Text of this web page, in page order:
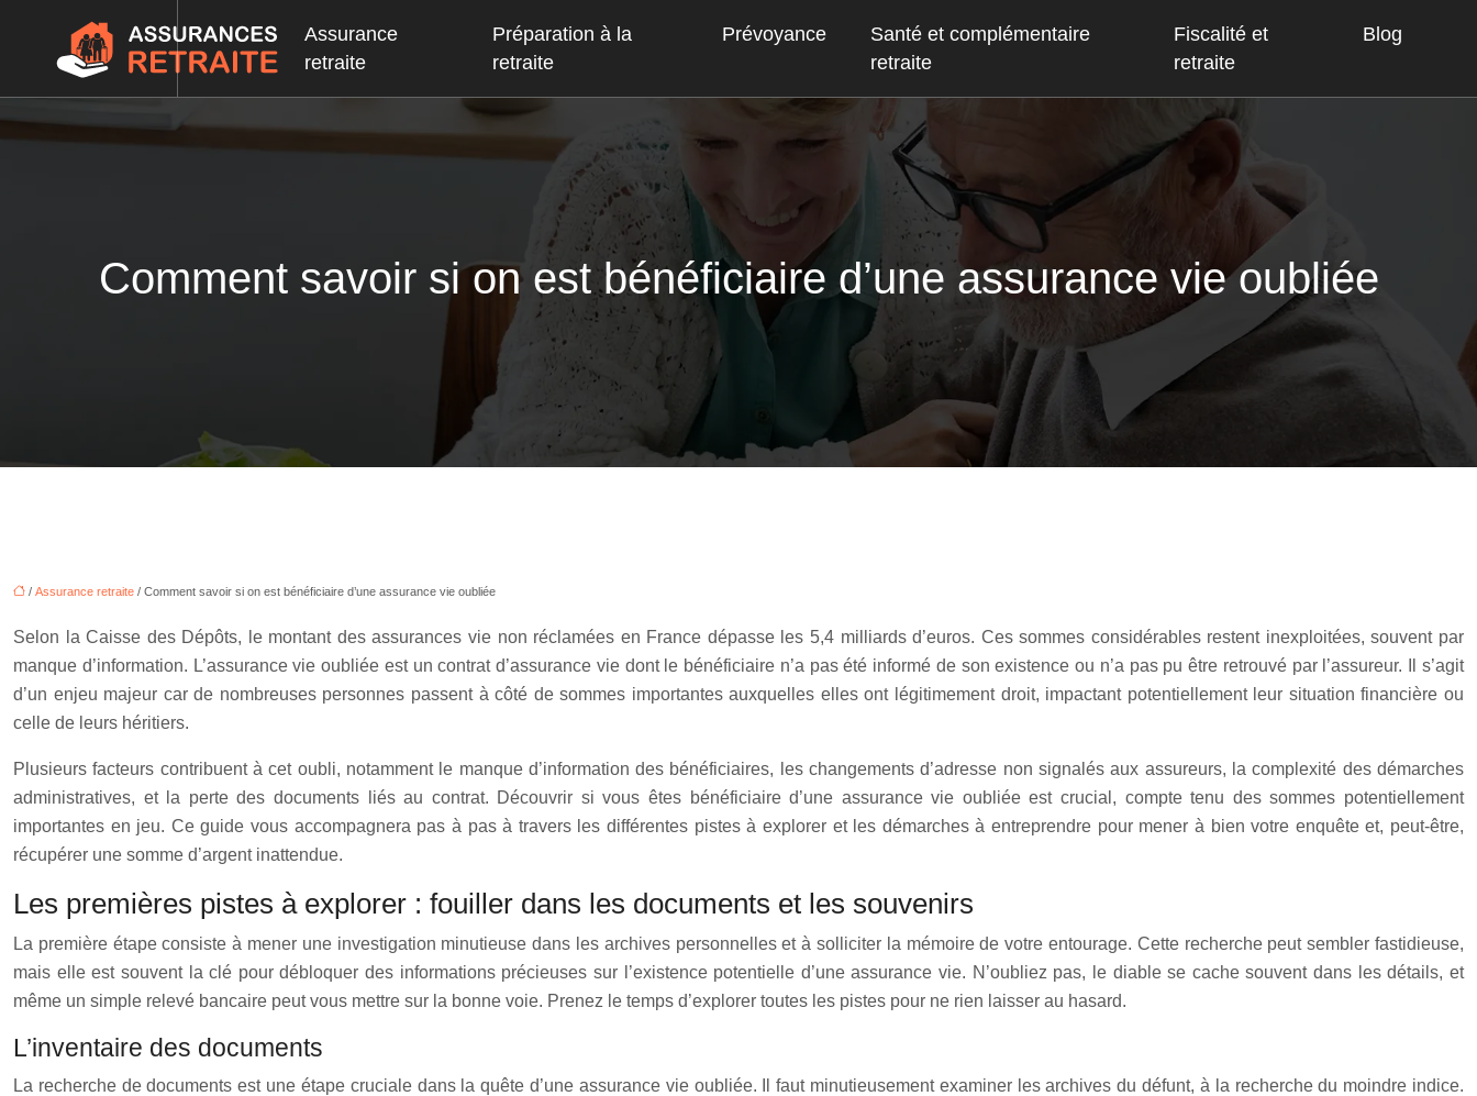
Assurance
retraite
Préparation à la
retraite
Prévoyance
Santé et complémentaire
retraite
Fiscalité et
retraite
Blog
Comment savoir si on est bénéficiaire d’une assurance vie oubliée
/ Assurance retraite / Comment savoir si on est bénéficiaire d’une assurance vie oubliée
Selon la Caisse des Dépôts, le montant des assurances vie non réclamées en France dépasse les 5,4 milliards d’euros. Ces sommes considérables restent inexploitées, souvent par
manque d’information. L’assurance vie oubliée est un contrat d’assurance vie dont le bénéficiaire n’a pas été informé de son existence ou n’a pas pu être retrouvé par l’assureur. Il s’agit
d’un enjeu majeur car de nombreuses personnes passent à côté de sommes importantes auxquelles elles ont légitimement droit, impactant potentiellement leur situation financière ou
celle de leurs héritiers.
Plusieurs facteurs contribuent à cet oubli, notamment le manque d’information des bénéficiaires, les changements d’adresse non signalés aux assureurs, la complexité des démarches
administratives, et la perte des documents liés au contrat. Découvrir si vous êtes bénéficiaire d’une assurance vie oubliée est crucial, compte tenu des sommes potentiellement
importantes en jeu. Ce guide vous accompagnera pas à pas à travers les différentes pistes à explorer et les démarches à entreprendre pour mener à bien votre enquête et, peut-être,
récupérer une somme d’argent inattendue.
Les premières pistes à explorer : fouiller dans les documents et les souvenirs
La première étape consiste à mener une investigation minutieuse dans les archives personnelles et à solliciter la mémoire de votre entourage. Cette recherche peut sembler fastidieuse,
mais elle est souvent la clé pour débloquer des informations précieuses sur l’existence potentielle d’une assurance vie. N’oubliez pas, le diable se cache souvent dans les détails, et
même un simple relevé bancaire peut vous mettre sur la bonne voie. Prenez le temps d’explorer toutes les pistes pour ne rien laisser au hasard.
L’inventaire des documents
La recherche de documents est une étape cruciale dans la quête d’une assurance vie oubliée. Il faut minutieusement examiner les archives du défunt, à la recherche du moindre indice.